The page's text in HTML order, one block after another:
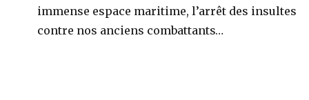
immense espace maritime, l’arrêt des insultes
contre nos anciens combattants…